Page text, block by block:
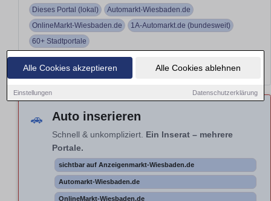
Alle Cookies akzeptieren Alle Cookies ablehnen
Einstellungen Datenschutzerklärung
Dieses Portal (lokal)
Automarkt-Wiesbaden.de
OnlineMarkt-Wiesbaden.de
1A-Automarkt.de (bundesweit)
60+ Stadtportale
Ihr Inserat erscheint thematisch in mehreren Portalen –
automatisch verteilt.
🚗 Auto inserieren
Schnell & unkompliziert. Ein Inserat – mehrere
Portale.
sichtbar auf Anzeigenmarkt-Wiesbaden.de
Automarkt-Wiesbaden.de
OnlineMarkt-Wiesbaden.de